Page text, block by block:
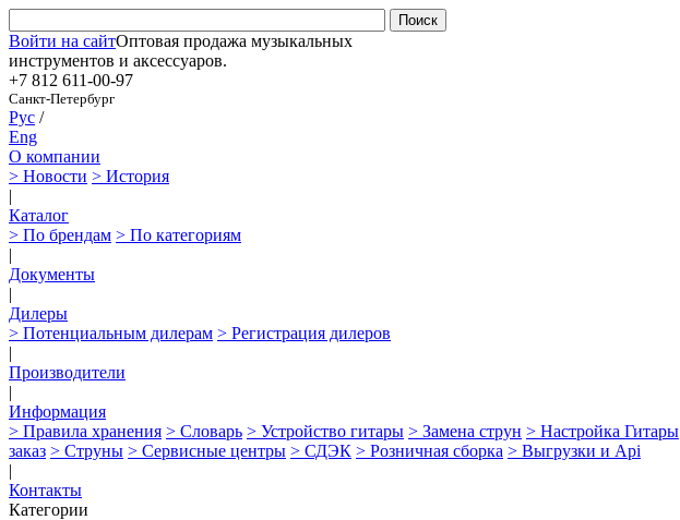
Войти на сайтОптовая продажа музыкальных
инструментов и аксессуаров.
+7 812 611-00-97
Санкт-Петербург
Рус /
Eng
О компании
> Новости > История
|
Каталог
> По брендам > По категориям
|
Документы
|
Дилеры
> Потенциальным дилерам > Регистрация дилеров
|
Производители
|
Информация
> Правила хранения > Словарь > Устройство гитары > Замена струн > Настройка Гитары
заказ > Струны > Сервисные центры > СДЭК > Розничная сборка > Выгрузки и Api
|
Контакты
Категории